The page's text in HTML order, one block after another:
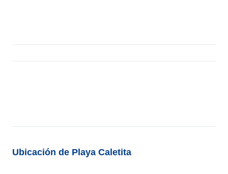
Ubicación de Playa Caletita